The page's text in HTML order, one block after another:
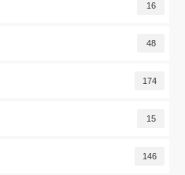
16
48
174
15
146